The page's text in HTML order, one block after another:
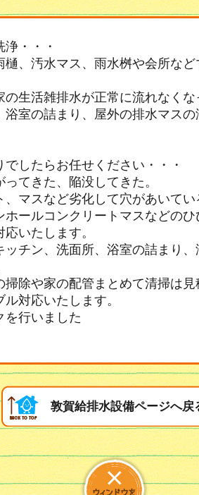
・・・
、汚水マス、雨水桝や会所な
生活雑排水が正常に流れなくな
室の詰まり、屋外の排水マス
したらお任せください・・・
てきた、陥没してきた。
、マスなど劣化して穴があいて
ールコンクリートマスなどの
いたします。
ッチン、洗面所、浴室の詰まり
除や家の配管まとめて清掃は見
対応いたします。
を行いました
敦賀給排水設備ページへ戻